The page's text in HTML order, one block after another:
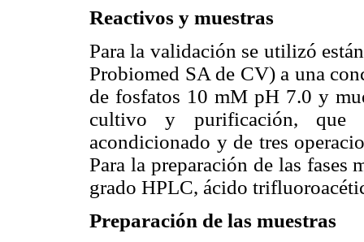
Reactivos y muestras
Para la validación se utilizó
Probiomed SA de CV) a una
de fosfatos 10 mM pH 7.0 y
cultivo y purificación,
acondicionado y de tres
Para la preparación de las fases
grado HPLC, ácido
Preparación de las muestras